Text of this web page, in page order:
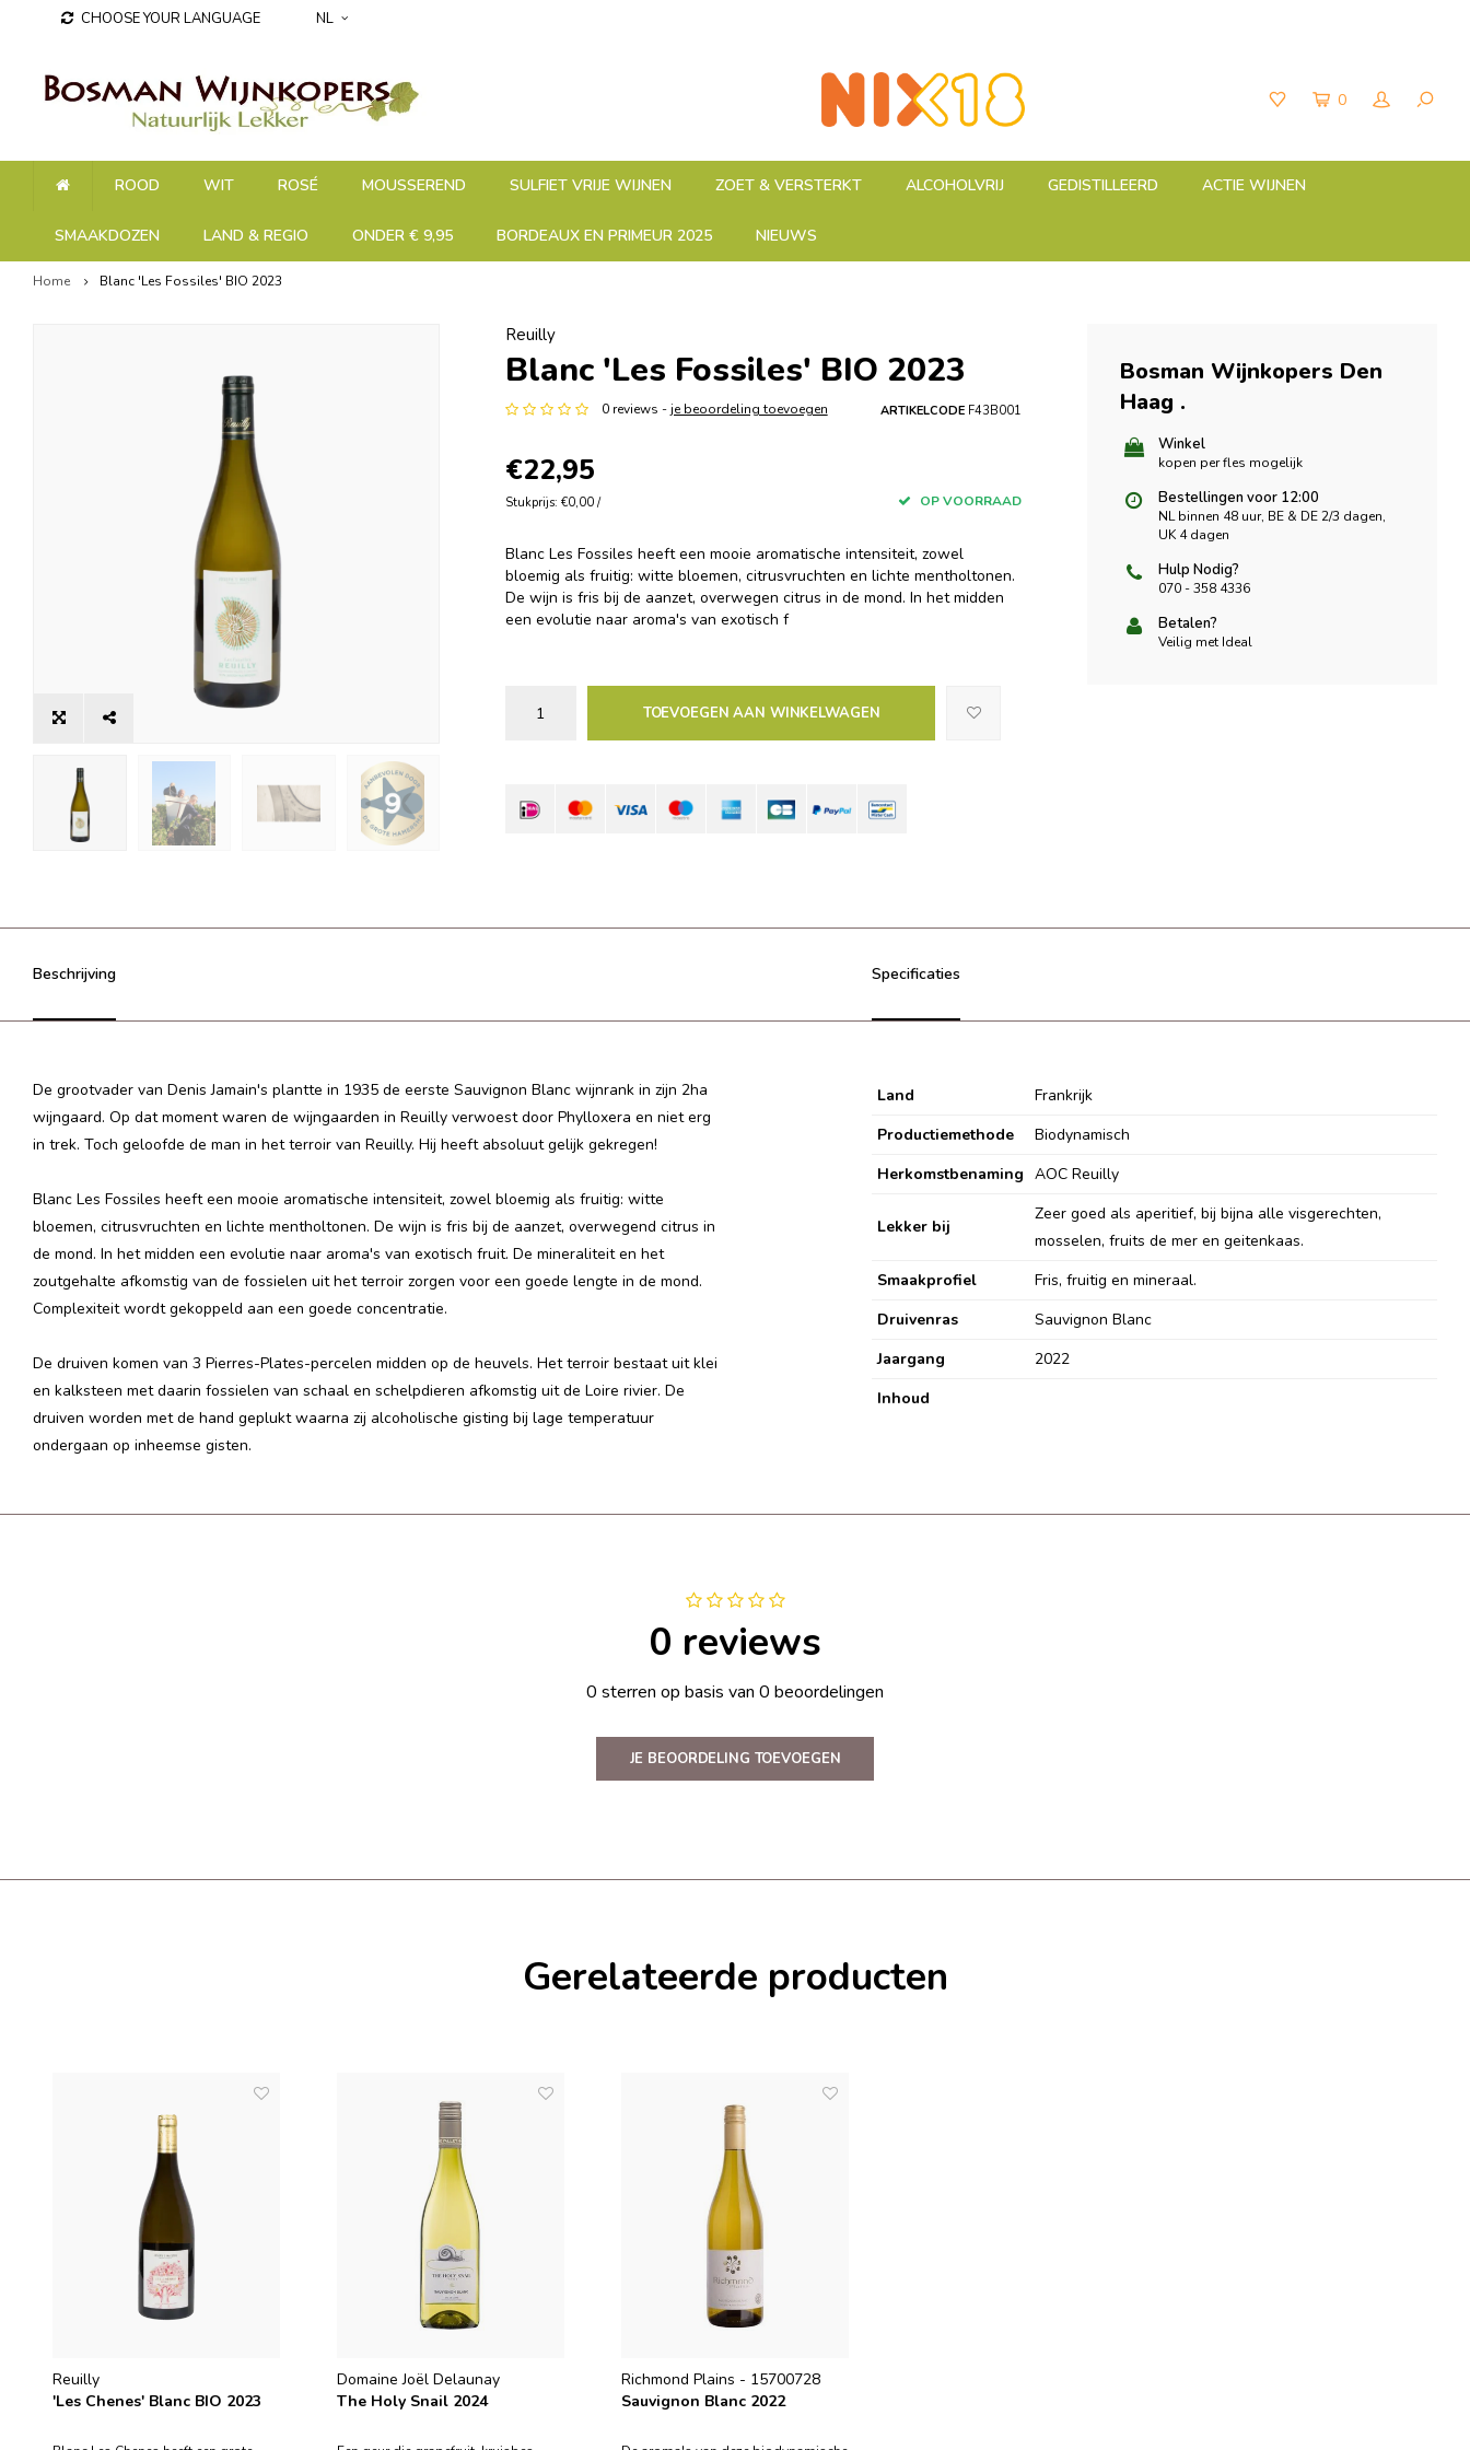
CHOOSE YOUR LANGUAGE NL
0
ROOD WIT ROSÉ MOUSSEREND SULFIET VRIJE WIJNEN ZOET & VERSTERKT ALCOHOLVRIJ GEDISTILLEERD ACTIE WIJNEN
SMAAKDOZEN LAND & REGIO ONDER € 9,95 BORDEAUX EN PRIMEUR 2025 NIEUWS
Home Blanc 'Les Fossiles' BIO 2023
Reuilly
Blanc 'Les Fossiles' BIO 2023
0 reviews -je beoordeling toevoegen ARTIKELCODEF43B001
€22,95
Stukprijs: €0,00 / OP VOORRAAD
Blanc Les Fossiles heeft een mooie aromatische intensiteit, zowel
bloemig als fruitig: witte bloemen, citrusvruchten en lichte mentholtonen.
De wijn is fris bij de aanzet, overwegen citrus in de mond. In het midden
een evolutie naar aroma's van exotisch f
TOEVOEGEN AAN WINKELWAGEN
Bosman Wijnkopers Den
Haag .
Winkel
kopen per fles mogelijk
Bestellingen voor 12:00
NL binnen 48 uur, BE & DE 2/3 dagen,
UK 4 dagen
Hulp Nodig?
070 - 358 4336
Betalen?
Veilig met Ideal
Beschrijving Specificaties
De grootvader van Denis Jamain's plantte in 1935 de eerste Sauvignon Blanc wijnrank in zijn 2ha
wijngaard. Op dat moment waren de wijngaarden in Reuilly verwoest door Phylloxera en niet erg
in trek. Toch geloofde de man in het terroir van Reuilly. Hij heeft absoluut gelijk gekregen!
Blanc Les Fossiles heeft een mooie aromatische intensiteit, zowel bloemig als fruitig: witte
bloemen, citrusvruchten en lichte mentholtonen. De wijn is fris bij de aanzet, overwegend citrus in
de mond. In het midden een evolutie naar aroma's van exotisch fruit. De mineraliteit en het
zoutgehalte afkomstig van de fossielen uit het terroir zorgen voor een goede lengte in de mond.
Complexiteit wordt gekoppeld aan een goede concentratie.
De druiven komen van 3 Pierres-Plates-percelen midden op de heuvels. Het terroir bestaat uit klei
en kalksteen met daarin fossielen van schaal en schelpdieren afkomstig uit de Loire rivier. De
druiven worden met de hand geplukt waarna zij alcoholische gisting bij lage temperatuur
ondergaan op inheemse gisten.
Land
Frankrijk
Productiemethode
Biodynamisch
Herkomstbenaming AOC Reuilly
Lekker bij
Zeer goed als aperitief, bij bijna alle visgerechten,
mosselen, fruits de mer en geitenkaas.
Smaakprofiel
Fris, fruitig en mineraal.
Druivenras
Sauvignon Blanc
Jaargang
2022
Inhoud
0 reviews
0 sterren op basis van 0 beoordelingen
JE BEOORDELING TOEVOEGEN
Gerelateerde producten
Reuilly
'Les Chenes' Blanc BIO 2023
Domaine Joël Delaunay
The Holy Snail 2024
Richmond Plains - 15700728
Sauvignon Blanc 2022